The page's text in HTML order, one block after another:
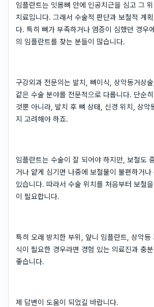
임플란트는 잇몸뼈 안에 인공치근을 심고 그
치료입니다. 그래서 수술적 판단과 보철적 계
다. 특히 뼈가 부족하거나 염증이 심했던 경우
의 임플란트를 찾는 분들이 많습니다.
구강외과 전문의는 발치, 뼈이식, 상악동거상
같은 수술 분야를 전문적으로 다룹니다. 단순
것뿐 아니라, 발치 후 뼈 상태, 신경 위치, 상악
지 고려해야 하죠.
임플란트는 수술이 잘 되어야 하지만, 보철도
거나 얕게 심기면 나중에 보철물이 불편하거
있습니다. 따라서 수술 위치를 처음부터 보철
이 필요합니다.
특히 오래 방치한 부위, 앞니 임플란트, 상악동
식이 필요한 경우라면 경험 있는 의료진과 충
좋습니다.
제 답변이 도움이 되었길 바랍니다.